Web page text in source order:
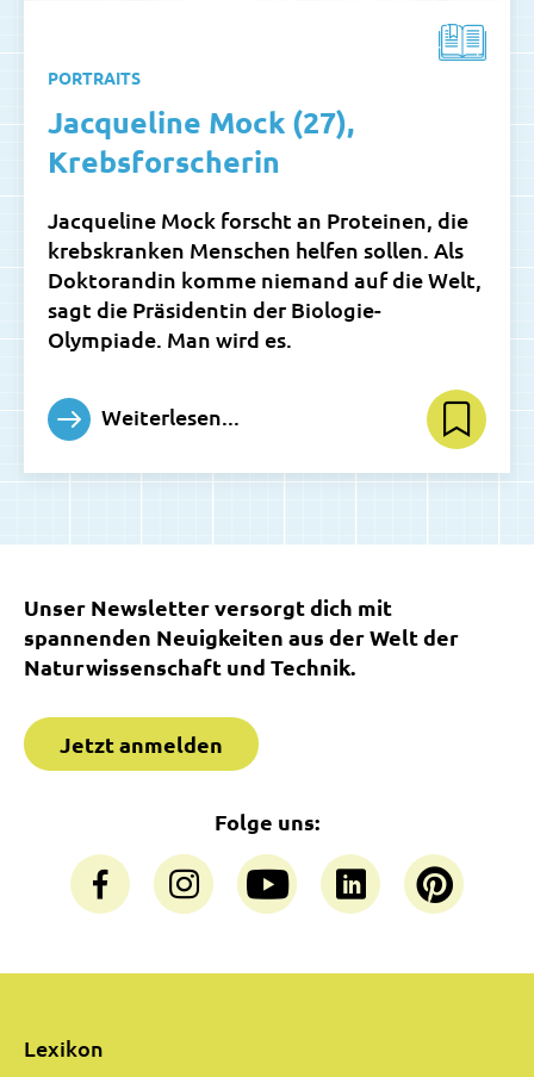
PORTRAITS
Jacqueline Mock (27),
Krebsforscherin
Jacqueline Mock forscht an Proteinen, die
krebskranken Menschen helfen sollen. Als
Doktorandin komme niemand auf die Welt,
sagt die Präsidentin der Biologie-
Olympiade. Man wird es.
Weiterlesen...
Unser Newsletter versorgt dich mit
spannenden Neuigkeiten aus der Welt der
Naturwissenschaft und Technik.
Jetzt anmelden
Folge uns:
Lexikon